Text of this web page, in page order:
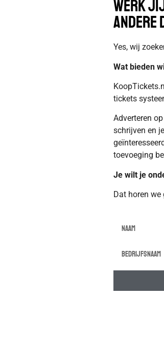
Werk
andere
Yes, wij
Wat bieden
tickets
Adverteren
schrijven en
toevoeging
Je wilt je
Dat horen